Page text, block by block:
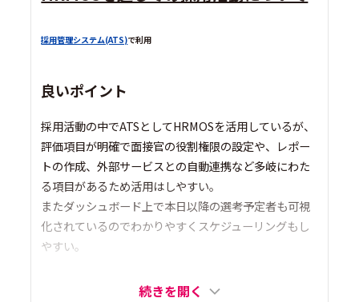
採用管理システム(ATS)で利用
良いポイント
採用活動の中でATSとしてHRMOSを活用しているが、
評価項目が明確で面接官の役割権限の設定や、レポー
トの作成、外部サービスとの自動連携など多岐にわた
る項目があるため活用はしやすい。
またダッシュボード上で本日以降の選考予定者も可視
化されているのでわかりやすくスケジューリングもし
やすい。
続きを開く